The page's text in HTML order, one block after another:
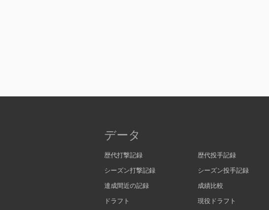
データ
歴代打撃記録
歴代投手記録
シーズン打撃記録
シーズン投手記録
達成間近の記録
成績比較
ドラフト
現役ドラフト